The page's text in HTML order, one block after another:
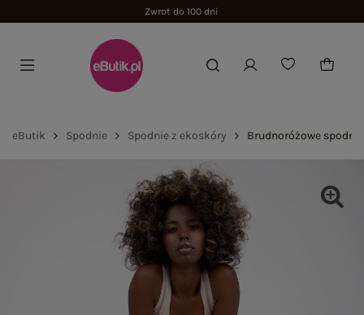
Zwrot do 100 dni
eButik Spodnie Spodnie z ekoskóry Brudnoróżowe